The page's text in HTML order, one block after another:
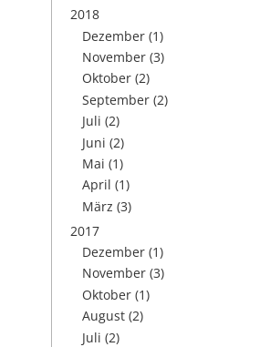
2018
Dezember (1)
November (3)
Oktober (2)
September (2)
Juli (2)
Juni (2)
Mai (1)
April (1)
März (3)
2017
Dezember (1)
November (3)
Oktober (1)
August (2)
Juli (2)